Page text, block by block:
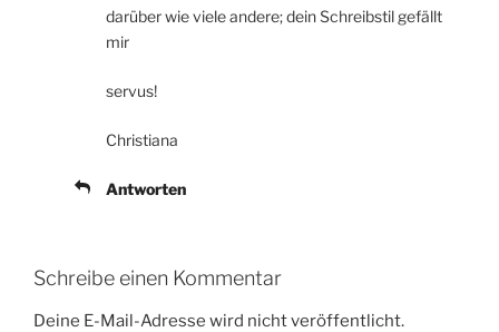
darüber wie viele andere; dein Schreibstil gefällt
mir
servus!
Christiana
Antworten
Schreibe einen Kommentar
Deine E-Mail-Adresse wird nicht veröffentlicht.